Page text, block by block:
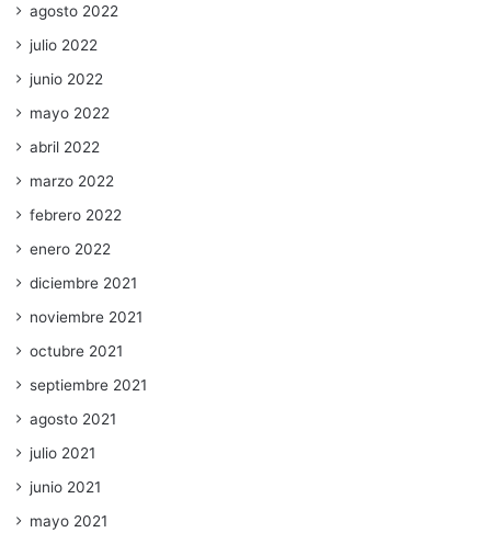
agosto 2022
julio 2022
junio 2022
mayo 2022
abril 2022
marzo 2022
febrero 2022
enero 2022
diciembre 2021
noviembre 2021
octubre 2021
septiembre 2021
agosto 2021
julio 2021
junio 2021
mayo 2021